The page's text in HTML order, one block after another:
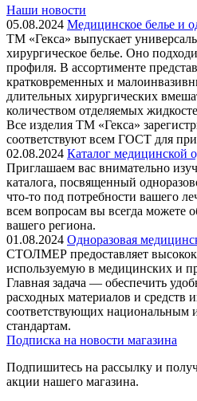
Наши новости
05.08.2024 Медицинское белье и
ТМ «Гекса» выпускает
хирургическое белье. Оно
профиля. В ассортименте
кратковременных и
длительных хирургических
количеством отделяемых
Все изделия ТМ «Гекса»
соответствуют всем ГОСТ для
02.08.2024 Каталог медицинской
Приглашаем вас внимательно
каталога, посвященный
что-то под потребности вашего
всем вопросам вы всегда можете
вашего региона.
01.08.2024 Одноразовая
СТОЛМЕР предоставляет
используемую в медицинских и
Главная задача — обеспечить
расходных материалов и средств
соответствующих национальным
стандартам.
Подписка на новости магазина
Подпишитесь на рассылку и
акции нашего магазина.